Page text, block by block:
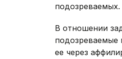
подозреваемых.
В отношении
подозреваемые
ее через